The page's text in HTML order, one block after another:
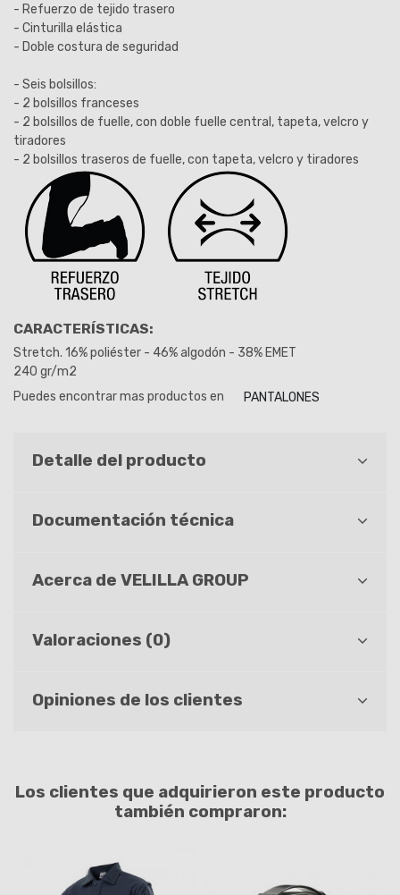
- Refuerzo de tejido trasero
- Cinturilla elástica
- Doble costura de seguridad
- Seis bolsillos:
- 2 bolsillos franceses
- 2 bolsillos de fuelle, con doble fuelle central, tapeta, velcro y
tiradores
- 2 bolsillos traseros de fuelle, con tapeta, velcro y tiradores
CARACTERÍSTICAS:
Stretch. 16% poliéster - 46% algodón - 38% EMET
240 gr/m2
Puedes encontrar mas productos en
PANTALONES
Detalle del producto
Documentación técnica
Acerca de VELILLA GROUP
Valoraciones (0)
Opiniones de los clientes
Los clientes que adquirieron este producto
también compraron: